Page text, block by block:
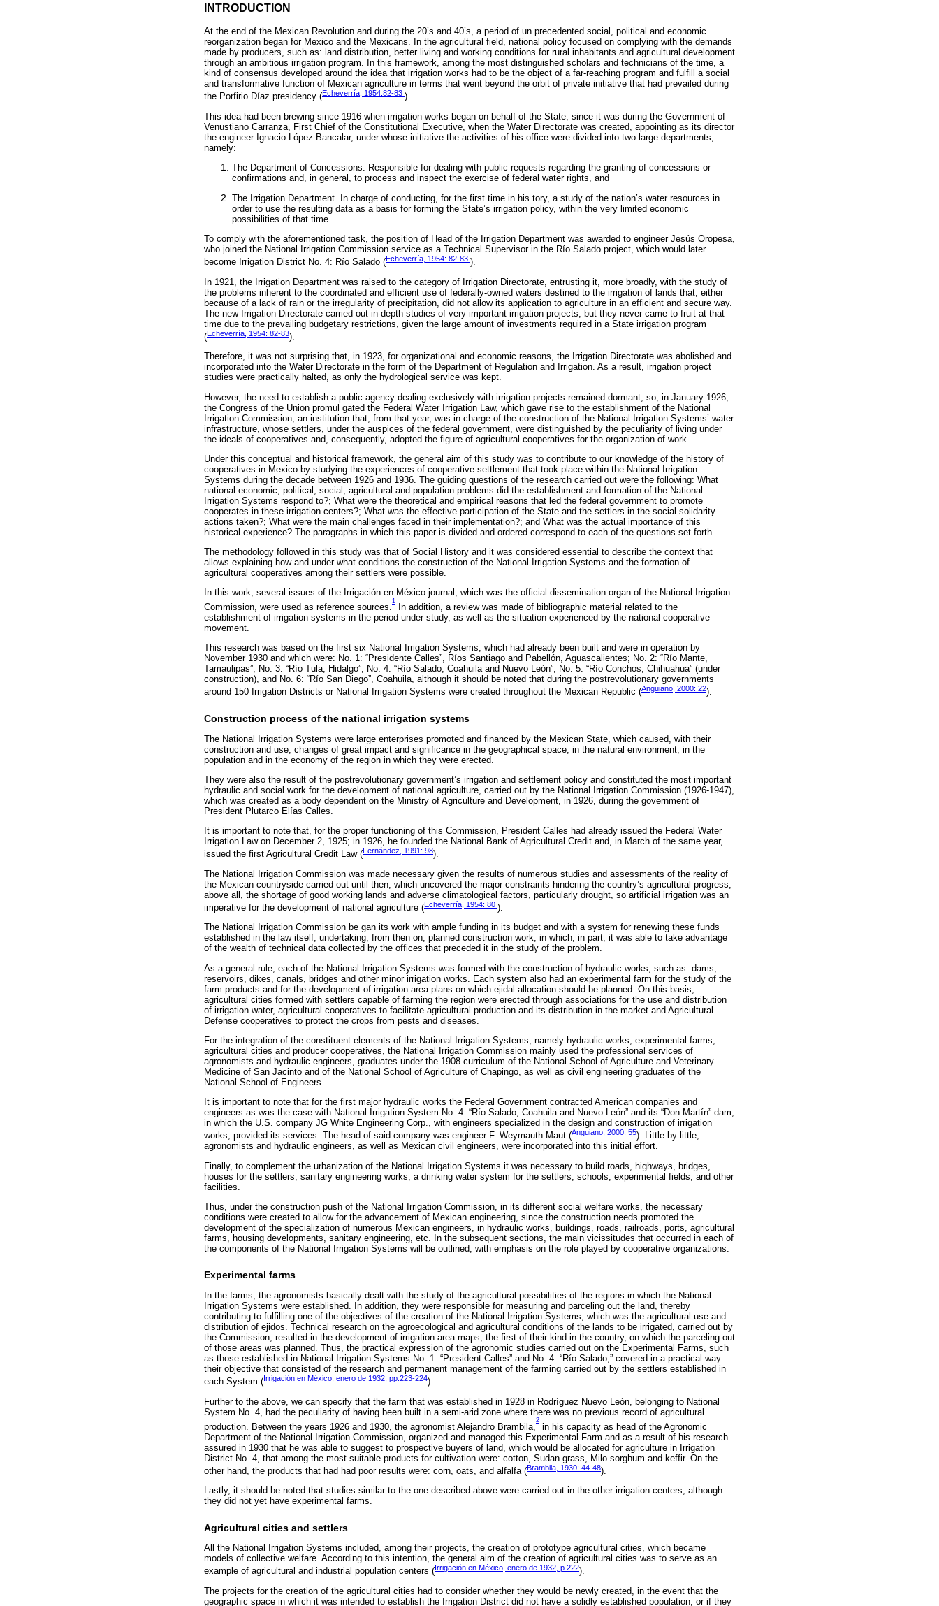
INTRODUCTION
At the end of the Mexican Revolution and during the 20’s and 40’s, a period of un precedented social, political and economic
reorganization began for Mexico and the Mexicans. In the agricultural field, national policy focused on complying with the demands
made by producers, such as: land distribution, better living and working conditions for rural inhabitants and agricultural development
through an ambitious irrigation program. In this framework, among the most distinguished scholars and technicians of the time, a
kind of consensus developed around the idea that irrigation works had to be the object of a far-reaching program and fulfill a social
and transformative function of Mexican agriculture in terms that went beyond the orbit of private initiative that had prevailed during
the Porfirio Díaz presidency (Echeverría, 1954:82-83 ).
This idea had been brewing since 1916 when irrigation works began on behalf of the State, since it was during the Government of
Venustiano Carranza, First Chief of the Constitutional Executive, when the Water Directorate was created, appointing as its director
the engineer Ignacio López Bancalar, under whose initiative the activities of his office were divided into two large departments,
namely:
The Department of Concessions. Responsible for dealing with public requests regarding the granting of concessions or
confirmations and, in general, to process and inspect the exercise of federal water rights, and
The Irrigation Department. In charge of conducting, for the first time in his tory, a study of the nation’s water resources in
order to use the resulting data as a basis for forming the State’s irrigation policy, within the very limited economic
possibilities of that time.
To comply with the aforementioned task, the position of Head of the Irrigation Department was awarded to engineer Jesús Oropesa,
who joined the National Irrigation Commission service as a Technical Supervisor in the Río Salado project, which would later
become Irrigation District No. 4: Río Salado (Echeverría, 1954: 82-83 ).
In 1921, the Irrigation Department was raised to the category of Irrigation Directorate, entrusting it, more broadly, with the study of
the problems inherent to the coordinated and efficient use of federally-owned waters destined to the irrigation of lands that, either
because of a lack of rain or the irregularity of precipitation, did not allow its application to agriculture in an efficient and secure way.
The new Irrigation Directorate carried out in-depth studies of very important irrigation projects, but they never came to fruit at that
time due to the prevailing budgetary restrictions, given the large amount of investments required in a State irrigation program
(Echeverría, 1954: 82-83).
Therefore, it was not surprising that, in 1923, for organizational and economic reasons, the Irrigation Directorate was abolished and
incorporated into the Water Directorate in the form of the Department of Regulation and Irrigation. As a result, irrigation project
studies were practically halted, as only the hydrological service was kept.
However, the need to establish a public agency dealing exclusively with irrigation projects remained dormant, so, in January 1926,
the Congress of the Union promul gated the Federal Water Irrigation Law, which gave rise to the establishment of the National
Irrigation Commission, an institution that, from that year, was in charge of the construction of the National Irrigation Systems’ water
infrastructure, whose settlers, under the auspices of the federal government, were distinguished by the peculiarity of living under
the ideals of cooperatives and, consequently, adopted the figure of agricultural cooperatives for the organization of work.
Under this conceptual and historical framework, the general aim of this study was to contribute to our knowledge of the history of
cooperatives in Mexico by studying the experiences of cooperative settlement that took place within the National Irrigation
Systems during the decade between 1926 and 1936. The guiding questions of the research carried out were the following: What
national economic, political, social, agricultural and population problems did the establishment and formation of the National
Irrigation Systems respond to?; What were the theoretical and empirical reasons that led the federal government to promote
cooperates in these irrigation centers?; What was the effective participation of the State and the settlers in the social solidarity
actions taken?; What were the main challenges faced in their implementation?; and What was the actual importance of this
historical experience? The paragraphs in which this paper is divided and ordered correspond to each of the questions set forth.
The methodology followed in this study was that of Social History and it was considered essential to describe the context that
allows explaining how and under what conditions the construction of the National Irrigation Systems and the formation of
agricultural cooperatives among their settlers were possible.
In this work, several issues of the Irrigación en México journal, which was the official dissemination organ of the National Irrigation
Commission, were used as reference sources.
1
In addition, a review was made of bibliographic material related to the
establishment of irrigation systems in the period under study, as well as the situation experienced by the national cooperative
movement.
This research was based on the first six National Irrigation Systems, which had already been built and were in operation by
November 1930 and which were: No. 1: “Presidente Calles”, Ríos Santiago and Pabellón, Aguascalientes; No. 2: “Río Mante,
Tamaulipas”; No. 3: “Río Tula, Hidalgo”; No. 4: “Río Salado, Coahuila and Nuevo León”; No. 5: “Río Conchos, Chihuahua” (under
construction), and No. 6: “Río San Diego”, Coahuila, although it should be noted that during the postrevolutionary governments
around 150 Irrigation Districts or National Irrigation Systems were created throughout the Mexican Republic (Anguiano, 2000: 22).
Construction process of the national irrigation systems
The National Irrigation Systems were large enterprises promoted and financed by the Mexican State, which caused, with their
construction and use, changes of great impact and significance in the geographical space, in the natural environment, in the
population and in the economy of the region in which they were erected.
They were also the result of the postrevolutionary government’s irrigation and settlement policy and constituted the most important
hydraulic and social work for the development of national agriculture, carried out by the National Irrigation Commission (1926-1947),
which was created as a body dependent on the Ministry of Agriculture and Development, in 1926, during the government of
President Plutarco Elías Calles.
It is important to note that, for the proper functioning of this Commission, President Calles had already issued the Federal Water
Irrigation Law on December 2, 1925; in 1926, he founded the National Bank of Agricultural Credit and, in March of the same year,
issued the first Agricultural Credit Law (Fernández, 1991: 98).
The National Irrigation Commission was made necessary given the results of numerous studies and assessments of the reality of
the Mexican countryside carried out until then, which uncovered the major constraints hindering the country’s agricultural progress,
above all, the shortage of good working lands and adverse climatological factors, particularly drought, so artificial irrigation was an
imperative for the development of national agriculture (Echeverría, 1954: 80 ).
The National Irrigation Commission be gan its work with ample funding in its budget and with a system for renewing these funds
established in the law itself, undertaking, from then on, planned construction work, in which, in part, it was able to take advantage
of the wealth of technical data collected by the offices that preceded it in the study of the problem.
As a general rule, each of the National Irrigation Systems was formed with the construction of hydraulic works, such as: dams,
reservoirs, dikes, canals, bridges and other minor irrigation works. Each system also had an experimental farm for the study of the
farm products and for the development of irrigation area plans on which ejidal allocation should be planned. On this basis,
agricultural cities formed with settlers capable of farming the region were erected through associations for the use and distribution
of irrigation water, agricultural cooperatives to facilitate agricultural production and its distribution in the market and Agricultural
Defense cooperatives to protect the crops from pests and diseases.
For the integration of the constituent elements of the National Irrigation Systems, namely hydraulic works, experimental farms,
agricultural cities and producer cooperatives, the National Irrigation Commission mainly used the professional services of
agronomists and hydraulic engineers, graduates under the 1908 curriculum of the National School of Agriculture and Veterinary
Medicine of San Jacinto and of the National School of Agriculture of Chapingo, as well as civil engineering graduates of the
National School of Engineers.
It is important to note that for the first major hydraulic works the Federal Government contracted American companies and
engineers as was the case with National Irrigation System No. 4: “Río Salado, Coahuila and Nuevo León” and its “Don Martín” dam,
in which the U.S. company JG White Engineering Corp., with engineers specialized in the design and construction of irrigation
works, provided its services. The head of said company was engineer F. Weymauth Maut (Anguiano, 2000: 55). Little by little,
agronomists and hydraulic engineers, as well as Mexican civil engineers, were incorporated into this initial effort.
Finally, to complement the urbanization of the National Irrigation Systems it was necessary to build roads, highways, bridges,
houses for the settlers, sanitary engineering works, a drinking water system for the settlers, schools, experimental fields, and other
facilities.
Thus, under the construction push of the National Irrigation Commission, in its different social welfare works, the necessary
conditions were created to allow for the advancement of Mexican engineering, since the construction needs promoted the
development of the specialization of numerous Mexican engineers, in hydraulic works, buildings, roads, railroads, ports, agricultural
farms, housing developments, sanitary engineering, etc. In the subsequent sections, the main vicissitudes that occurred in each of
the components of the National Irrigation Systems will be outlined, with emphasis on the role played by cooperative organizations.
Experimental farms
In the farms, the agronomists basically dealt with the study of the agricultural possibilities of the regions in which the National
Irrigation Systems were established. In addition, they were responsible for measuring and parceling out the land, thereby
contributing to fulfilling one of the objectives of the creation of the National Irrigation Systems, which was the agricultural use and
distribution of ejidos. Technical research on the agroecological and agricultural conditions of the lands to be irrigated, carried out by
the Commission, resulted in the development of irrigation area maps, the first of their kind in the country, on which the parceling out
of those areas was planned. Thus, the practical expression of the agronomic studies carried out on the Experimental Farms, such
as those established in National Irrigation Systems No. 1: “President Calles” and No. 4: “Río Salado,” covered in a practical way
their objective that consisted of the research and permanent management of the farming carried out by the settlers established in
each System (Irrigación en México, enero de 1932, pp.223-224).
Further to the above, we can specify that the farm that was established in 1928 in Rodríguez Nuevo León, belonging to National
System No. 4, had the peculiarity of having been built in a semi-arid zone where there was no previous record of agricultural
production. Between the years 1926 and 1930, the agronomist Alejandro Brambila,
2
in his capacity as head of the Agronomic
Department of the National Irrigation Commission, organized and managed this Experimental Farm and as a result of his research
assured in 1930 that he was able to suggest to prospective buyers of land, which would be allocated for agriculture in Irrigation
District No. 4, that among the most suitable products for cultivation were: cotton, Sudan grass, Milo sorghum and keffir. On the
other hand, the products that had had poor results were: corn, oats, and alfalfa (Brambila, 1930: 44-48).
Lastly, it should be noted that studies similar to the one described above were carried out in the other irrigation centers, although
they did not yet have experimental farms.
Agricultural cities and settlers
All the National Irrigation Systems included, among their projects, the creation of prototype agricultural cities, which became
models of collective welfare. According to this intention, the general aim of the creation of agricultural cities was to serve as an
example of agricultural and industrial population centers ( Irrigación en México, enero de 1932, p 222).
The projects for the creation of the agricultural cities had to consider whether they would be newly created, in the event that the
geographic space in which it was intended to establish the Irrigation District did not have a solidly established population, or if they